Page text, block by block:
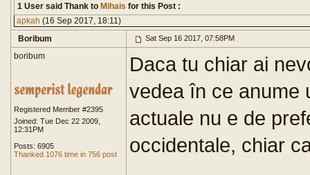
1 User said Thank to Mihais for this Post :
apkah (16 Sep 2017, 18:11)
Boribum
Sat Sep 16 2017, 07:58PM
boribum
Registered Member #2395
Joined: Tue Dec 22 2009,
12:31PM
Posts: 6905
Thanked 1076 time in 756 post
Daca tu chiar ai
vedea în ce anume
actuale nu e de
occidentale, chiar